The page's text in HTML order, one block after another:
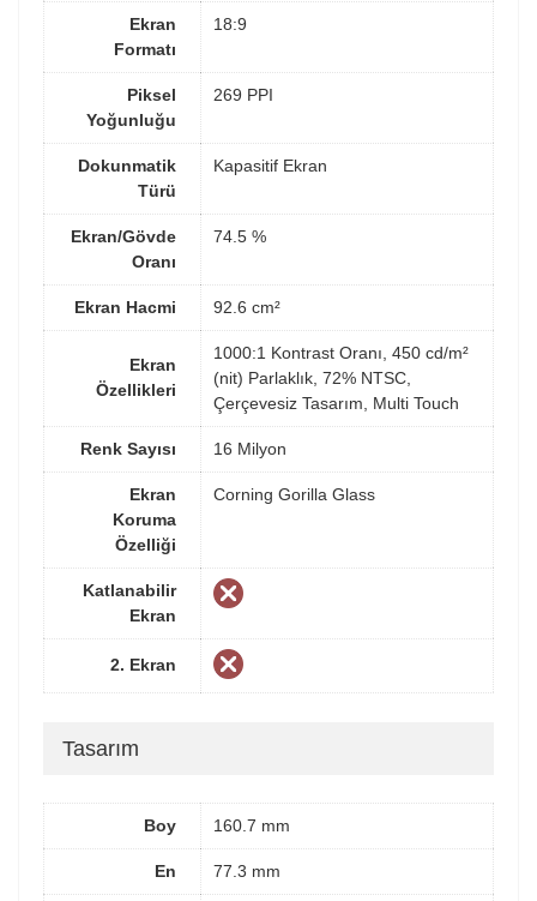
Ekran
Formatı
18:9
Piksel
Yoğunluğu
269 PPI
Dokunmatik
Türü
Kapasitif Ekran
Ekran/Gövde
Oranı
74.5 %
Ekran Hacmi 92.6 cm²
Ekran
Özellikleri
1000:1 Kontrast Oranı, 450 cd/m²
(nit) Parlaklık, 72% NTSC,
Çerçevesiz Tasarım, Multi Touch
Renk Sayısı 16 Milyon
Ekran
Koruma
Özelliği
Corning Gorilla Glass
Katlanabilir
Ekran
2. Ekran
Tasarım
Boy 160.7 mm
En 77.3 mm